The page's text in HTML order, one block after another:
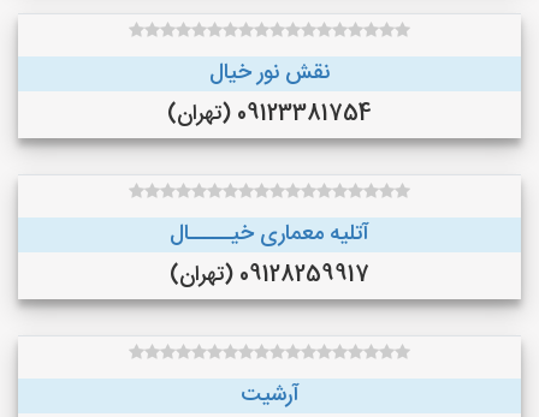
نقش نور خیال
09123381754 (تهران)
آتلیه معماری خیـــــال
09128259917 (تهران)
آرشیت